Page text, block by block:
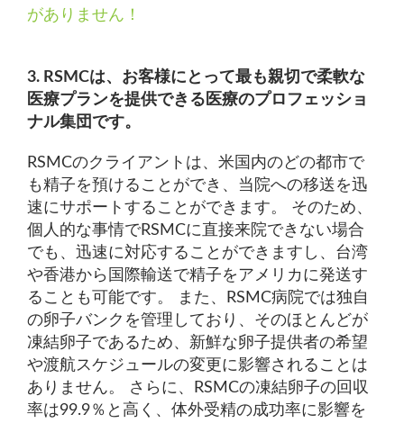
がありません！
3. RSMCは、お客様にとって最も親切で柔軟な
医療プランを提供できる医療のプロフェッショ
ナル集団です。
RSMCのクライアントは、米国内のどの都市で
も精子を預けることができ、当院への移送を迅
速にサポートすることができます。 そのため、
個人的な事情でRSMCに直接来院できない場合
でも、迅速に対応することができますし、台湾
や香港から国際輸送で精子をアメリカに発送す
ることも可能です。 また、RSMC病院では独自
の卵子バンクを管理しており、そのほとんどが
凍結卵子であるため、新鮮な卵子提供者の希望
や渡航スケジュールの変更に影響されることは
ありません。 さらに、RSMCの凍結卵子の回収
率は99.9％と高く、体外受精の成功率に影響を